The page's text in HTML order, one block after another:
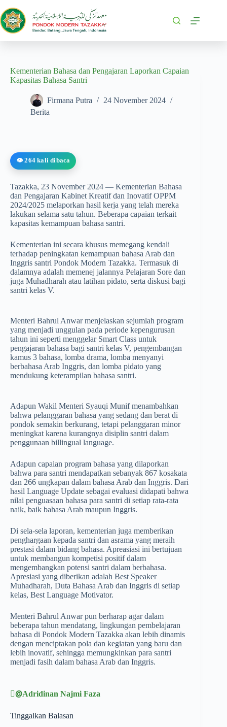
Kementerian Bahasa dan Pengajaran Laporkan Capaian
Kapasitas Bahasa Santri
Firmana Putra
24 November 2024
Berita
👁️ 264 kali dibaca
Tazakka, 23 November 2024 — Kementerian Bahasa
dan Pengajaran Kabinet Kreatif dan Inovatif OPPM
2024/2025 melaporkan hasil kerja yang telah mereka
lakukan selama satu tahun. Beberapa capaian terkait
kapasitas kemampuan bahasa santri.
Kementerian ini secara khusus memegang kendali
terhadap peningkatan kemampuan bahasa Arab dan
Inggris santri Pondok Modern Tazakka. Termasuk di
dalamnya adalah memenej jalannya Pelajaran Sore dan
juga Muhadharah atau latihan pidato, serta diskusi bagi
santri kelas V.
Menteri Bahrul Anwar menjelaskan sejumlah program
yang menjadi unggulan pada periode kepengurusan
tahun ini seperti menggelar Smart Class untuk
pengajaran bahasa bagi santri kelas V, pengembangan
kamus 3 bahasa, lomba drama, lomba menyanyi
berbahasa Arab Inggris, dan lomba pidato yang
mendukung keterampilan bahasa santri.
Adapun Wakil Menteri Syauqi Munif menambahkan
bahwa pelanggaran bahasa yang sedang dan berat di
pondok semakin berkurang, tetapi pelanggaran minor
meningkat karena kurangnya disiplin santri dalam
penggunaan billingual language.
Adapun capaian program bahasa yang dilaporkan
bahwa para santri mendapatkan sebanyak 867 kosakata
dan 266 ungkapan dalam bahasa Arab dan Inggris. Dari
hasil Language Update sebagai evaluasi didapati bahwa
nilai penguasaan bahasa para santri di setiap rata-rata
naik, baik bahasa Arab maupun Inggris.
Di sela-sela laporan, kementerian juga memberikan
penghargaan kepada santri dan asrama yang meraih
prestasi dalam bidang bahasa. Apreasiasi ini bertujuan
untuk membangun kompetisi positif dalam
mengembangkan potensi santri dalam berbahasa.
Apresiasi yang diberikan adalah Best Speaker
Muhadharah, Duta Bahasa Arab dan Inggris di setiap
kelas, Best Language Motivator.
Menteri Bahrul Anwar pun berharap agar dalam
beberapa tahun mendatang, lingkungan pembelajaran
bahasa di Pondok Modern Tazakka akan lebih dinamis
dengan menciptakan pola dan kegiatan yang baru dan
lebih inovatif, sehingga memungkinkan para santri
menjadi fasih dalam bahasa Arab dan Inggris.
@ِAdridinan Najmi Faza
Tinggalkan Balasan